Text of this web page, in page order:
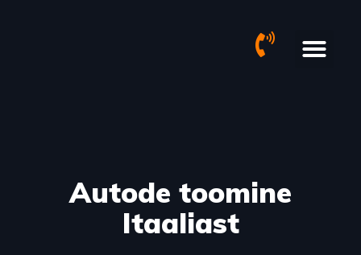
Autode toomine
Itaaliast